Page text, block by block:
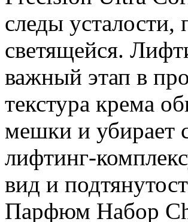
следы усталости,
светящейся.
важный этап в
текстура крема
мешки и убирает
лифтинг-
вид и
Парфюм Набор